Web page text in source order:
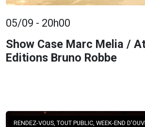
05/09 - 20h00
Show Case Marc Melia /
Editions Bruno Robbe
RENDEZ-VOUS, TOUT PUBLIC, WEEK-END